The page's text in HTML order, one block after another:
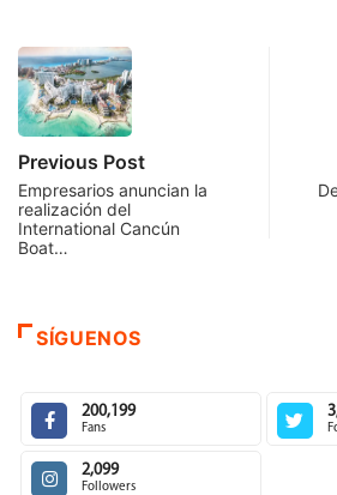
Previous Post
Empresarios anuncian la
realización del
International Cancún
Boat…
SÍGUENOS
200,199
Fans
2,099
Followers